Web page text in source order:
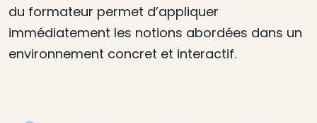
du formateur permet d’appliquer
immédiatement les notions abordées dans un
environnement concret et interactif.